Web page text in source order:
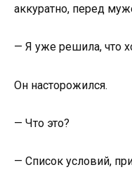
аккуратно, перед
— Я уже решила, что
Он насторожился.
— Что это?
— Список условий,